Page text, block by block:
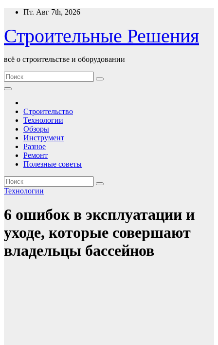
Перейти
содержимому
Пт. Авг 7th, 2026
Строительные Решения
всё о строительстве и оборудовании
Строительство
Технологии
Обзоры
Инструмент
Разное
Ремонт
Полезные советы
Технологии
6 ошибок в эксплуатации и
уходе, которые совершают
владельцы бассейнов